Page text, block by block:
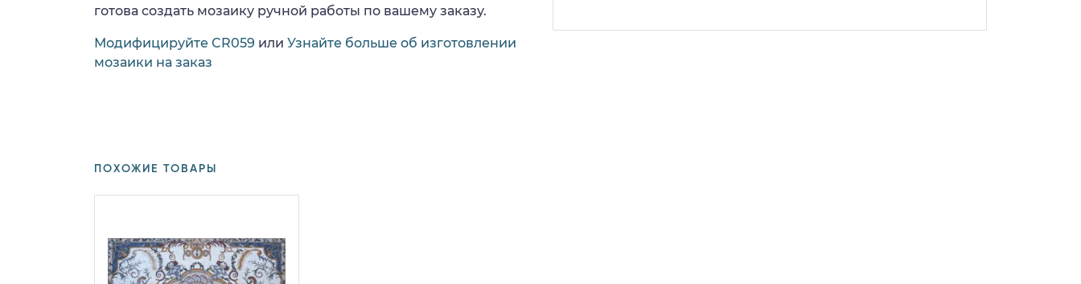
готова создать мозаику ручной работы по вашему заказу.
Модифицируйте CR059 или Узнайте больше об изготовлении
мозаики на заказ
ПОХОЖИЕ ТОВАРЫ